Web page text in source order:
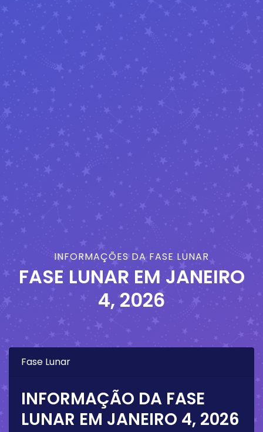
INFORMAÇÕES DA FASE LUNAR
FASE LUNAR EM JANEIRO
4, 2026
Fase Lunar
INFORMAÇÃO DA FASE
LUNAR EM JANEIRO 4, 2026